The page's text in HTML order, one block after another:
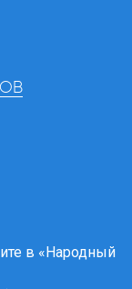
в «Народный